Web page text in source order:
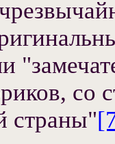
со
страны"